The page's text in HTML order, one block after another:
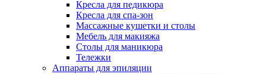
Кресла для педикюра
Кресла для спа-зон
Массажные кушетки и столы
Мебель для макияжа
Столы для маникюра
Тележки
Аппараты для эпиляции